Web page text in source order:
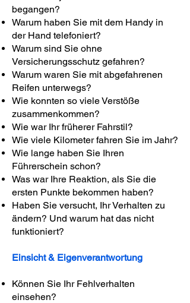
begangen?
Warum haben Sie mit dem Handy in
der Hand telefoniert?
Warum sind Sie ohne
Versicherungsschutz gefahren?
Warum waren Sie mit abgefahrenen
Reifen unterwegs?
Wie konnten so viele Verstöße
zusammenkommen?
Wie war Ihr früherer Fahrstil?
Wie viele Kilometer fahren Sie im Jahr?
Wie lange haben Sie Ihren
Führerschein schon?
Was war Ihre Reaktion, als Sie die
ersten Punkte bekommen haben?
Haben Sie versucht, Ihr Verhalten zu
ändern? Und warum hat das nicht
funktioniert?
Einsicht & Eigenverantwortung
Können Sie Ihr Fehlverhalten
einsehen?